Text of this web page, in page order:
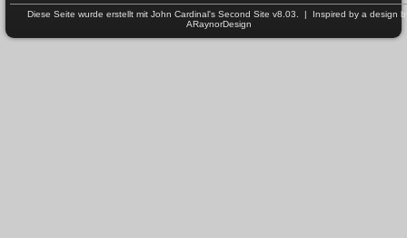
Diese Seite wurde erstellt mit John Cardinal's Second Site v8.03. | Inspired by a design
ARaynorDesign